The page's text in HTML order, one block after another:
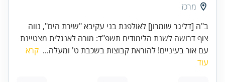
מרכז
ב"ה [דליגר שומרון] לאולפנת בני עקיבא "שירת הים", נווה
צוף דרושה לשנת הלימודים תשפ"ד: מורה לאנגלית מצטיינת
עם אור בעיניים! להוראת קבוצות בשכבת ט' ומעלה... קרא
עוד